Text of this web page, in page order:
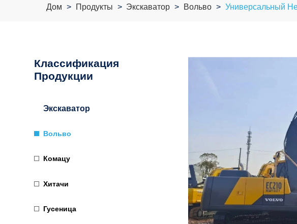
Дом Продукты Экскаватор Вольво Универсальный
Классификация
Продукции
Экскаватор
Вольво
Комацу
Хитачи
Гусеница